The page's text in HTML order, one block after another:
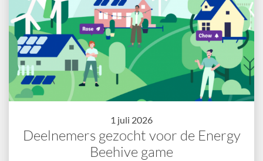
1 juli 2026
Deelnemers gezocht voor de Energy
Beehive game